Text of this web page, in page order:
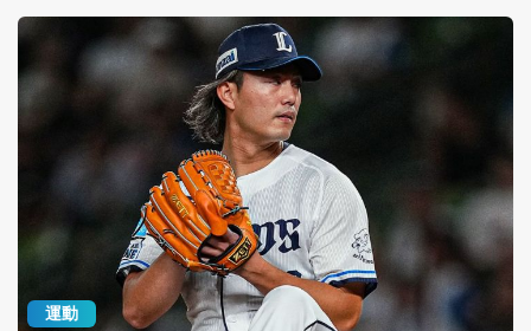
綻，過去在中華職棒（CPBL）多年不太可能
完全未被發現。部分評論指出，中職打者與情
蒐系統的分析深度、科技資源與日職相比仍有
落差，因此相同細節到了日本職棒（NPB）更
容易被放大檢視。 棒球專家普遍認為，投手在
更高層級聯盟遭遇調整陣痛期並不罕見，關鍵
在於能否及時修正動作一致性、避免球種提示
過於明顯。對徐若熙而言，此次下放二軍或許
正是重新檢視機制、修正投球習性的關鍵階
段。 作為，如何在高強度情蒐環境中提升隱蔽
性與配球變化，將成為他未來能否站穩一軍的
重要課題。
支全壘打，單場更繳出3安打、4打點的猛打賞
表現，成為球隊以9比7取勝的重要功臣。 此
役林安可擔任先發左外野手，為他日職生涯首
度鎮守該位置，但守備調整未影響打擊手感。
面對樂天先發投手烏瑞納（Estamy Urea），
他首打席即敲出左外野安打，隨後在滿壘、無
人出局情況下再度擊出關鍵安打，一口氣貢獻
2分打點。第三打席選到保送上壘，第4打席則
遭三振。 比賽進入第8局，西武展開攻勢，滝
澤夏央（Natsuo Takizawa）與渡部聖彌
（Seiya Watanabe）、卡納里奧
（Alexander Canario）接連串聯安打擴大
領先。隨後林安可面對中繼投手西垣雅矢
運動